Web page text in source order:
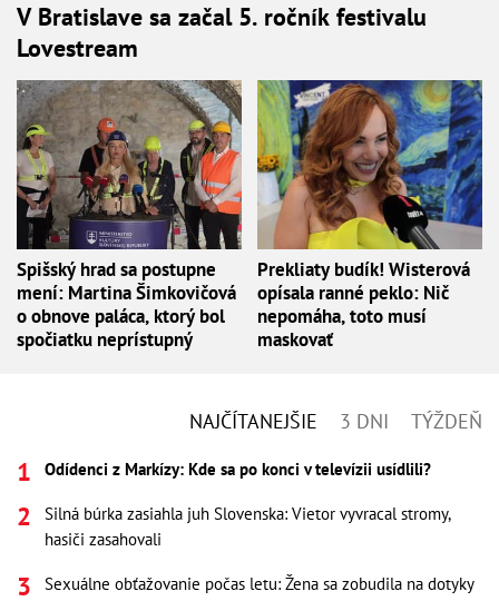
V Bratislave sa začal 5. ročník festivalu
Lovestream
Spišský hrad sa postupne
mení: Martina Šimkovičová
o obnove paláca, ktorý bol
spočiatku neprístupný
Prekliaty budík! Wisterová
opísala ranné peklo: Nič
nepomáha, toto musí
maskovať
NAJČÍTANEJŠIE 3 DNI TÝŽDEŇ
Odídenci z Markízy: Kde sa po konci v televízii usídlili?
Silná búrka zasiahla juh Slovenska: Vietor vyvracal stromy,
hasiči zasahovali
Sexuálne obťažovanie počas letu: Žena sa zobudila na dotyky